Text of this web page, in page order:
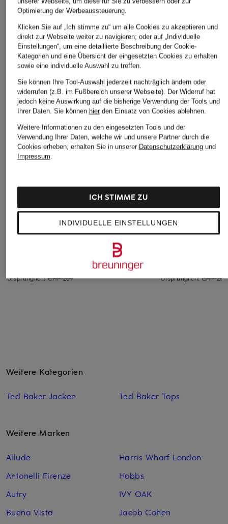
Handtasche CRYSTIZ
Ursprünglich:CHF 209
GIANNI CHIARINI
Beuteltasche AURELIE
CHF 299
TED BAKER
Handtasche
Ursprünglich:CHF 209
Weitere Kategorien
Ted Baker Jacken Ted Baker Tops
Weitere Marken
Allude
Antonelli Firenze
Autry
Buena Vista
Harris Wharf London
Hobbs
IVY OAK
Jacob Cohen
Optimierung der Werbeaussteuerung.
Klicken Sie auf „Ich stimme zu“ um alle Cookies zu akzeptieren und
direkt zur Webseite weiter zu navigieren; oder auf „Individuelle
Einstellungen“, um eine detaillierte Beschreibung der Cookie-
Kategorien und eine Übersicht der eingesetzten Cookies zu erhalten
sowie eine individuelle Auswahl zu treffen.
Sie können Ihre Tool-Auswahl jederzeit nachträglich ändern oder
widerrufen (z.B. im Fußbereich unserer Webseite). Der Widerruf hat
jedoch keine Auswirkung auf die bisherige Verwendung der Tools und
Ihrer Daten. Sie können hierden Einsatz von Cookies ablehnen.
Weitere Informationen zu den eingesetzten Tools und der
Verwendung Ihrer Daten, welche wir und unsere Partner durch die
Cookies erheben, erhalten Sie in unserer Datenschutzerklärungund
Impressum.
INDIVIDUELLE EINSTELLUNGEN
ICH STIMME ZU